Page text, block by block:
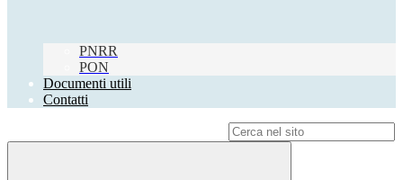
PNRR
PON
Documenti utili
Contatti